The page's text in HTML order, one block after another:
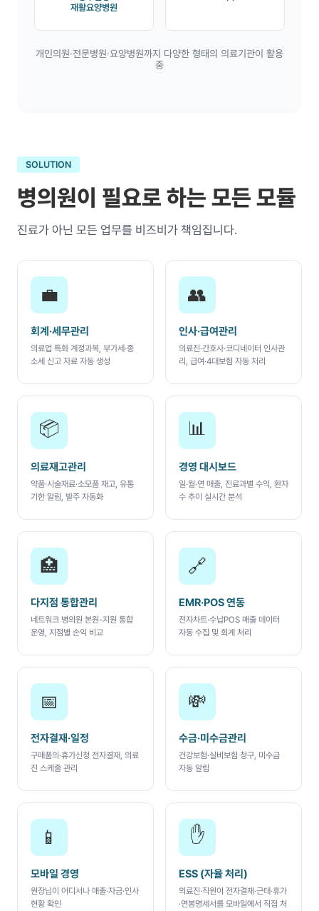
재활요양병원
개인의원·전문병원·요양병원까지 다양한 형태의 의료기관이 활용
중
SOLUTION
병의원이 필요로 하는 모든 모듈
진료가 아닌 모든 업무를 비즈비가 책임집니다.
💼
회계·세무관리
의료업 특화 계정과목, 부가세·종
소세 신고 자료 자동 생성
👥
인사·급여관리
의료진·간호사·코디네이터 인사관
리, 급여·4대보험 자동 처리
📦
의료재고관리
약품·시술재료·소모품 재고, 유통
기한 알림, 발주 자동화
📊
경영 대시보드
일·월·연 매출, 진료과별 수익, 환자
수 추이 실시간 분석
🏥
다지점 통합관리
네트워크 병의원 본원-지원 통합
운영, 지점별 손익 비교
🔗
EMR·POS 연동
전자차트·수납POS 매출 데이터
자동 수집 및 회계 처리
📅
전자결재·일정
구매품의·휴가신청 전자결재, 의료
진 스케줄 관리
💸
수금·미수금관리
건강보험·실비보험 청구, 미수금
자동 알림
📱
모바일 경영
원장님이 어디서나 매출·자금·인사
현황 확인
✋
ESS (자율 처리)
의료진·직원이 전자결재·근태·휴가
·연봉명세서를 모바일에서 직접 처